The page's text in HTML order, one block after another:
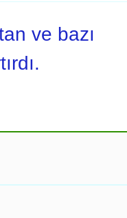
ve bazı